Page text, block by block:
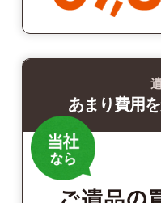
あまり費用